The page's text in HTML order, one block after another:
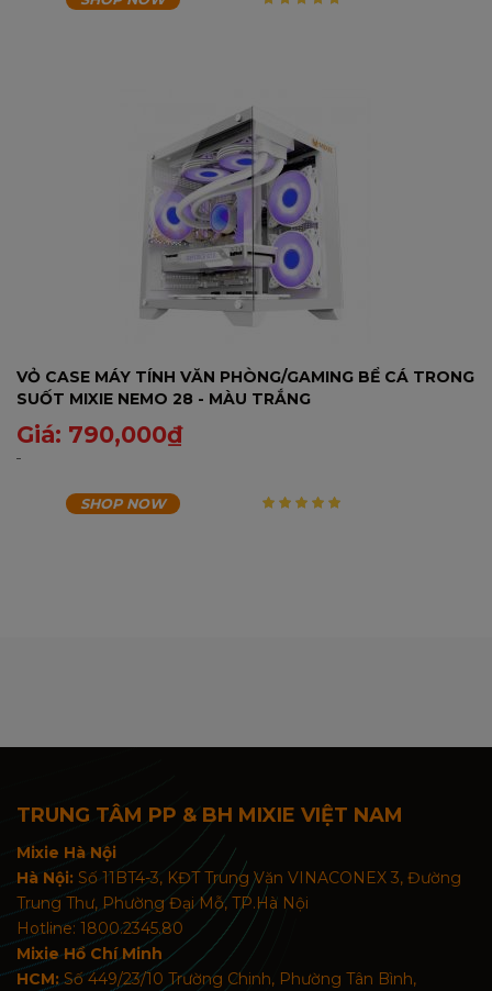
VỎ CASE MÁY TÍNH VĂN PHÒNG/GAMING BỂ CÁ TRONG
SUỐT MIXIE NEMO 28 - MÀU TRẮNG
Giá: 790,000₫
SHOP NOW
TRUNG TÂM PP & BH MIXIE VIỆT NAM
Mixie Hà Nội
Hà Nội: Số 11BT4-3, KĐT Trung Văn VINACONEX 3, Đường
Trung Thư, Phường Đại Mỗ, TP.Hà Nội
Hotline: 1800.2345.80
Mixie Hồ Chí Minh
HCM:Số 449/23/10 Trường Chinh, Phường Tân Bình,